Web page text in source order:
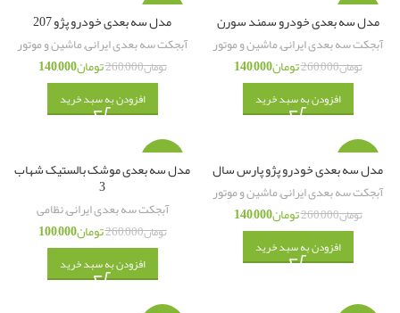
-46%
مدل سه بعدی خودرو سمند سورن
آبجکت سه بعدی ایرانی,ماشین و موتور
تومان260,000تومان140,000
افزودن به سبد خرید
-46%
مدل سه بعدی خودرو پژو 207
آبجکت سه بعدی ایرانی,ماشین و موتور
تومان260,000تومان140,000
افزودن به سبد خرید
-46%
مدل سه بعدی خودرو پژو پارس سال
آبجکت سه بعدی ایرانی,ماشین و موتور
تومان260,000تومان140,000
افزودن به سبد خرید
مدل سه بعدی موشک بالستیک شهاب
3
آبجکت سه بعدی ایرانی,نظامی
تومان260,000تومان100,000
افزودن به سبد خرید